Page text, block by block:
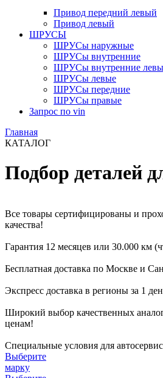
Привод передний левый
Привод левый
ШРУСЫ
ШРУСы наружные
ШРУСы внутренние
ШРУСы внутренние
ШРУСы левые
ШРУСы передние
ШРУСы правые
Запрос по vin
Главная
КАТАЛОГ
Подбор деталей
Все товары сертифицированы и
качества!
Гарантия 12 месяцев или 30.000 км
Бесплатная доставка по Москве и
Экспресс доставка в регионы за 1
Широкий выбор качественных
ценам!
Специальные условия для
Выберите
марку